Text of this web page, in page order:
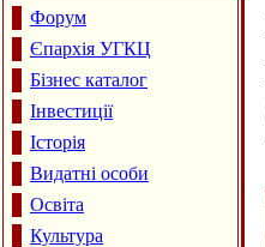
Форум
Єпархія УГКЦ
Бізнес каталог
Інвестиції
Історія
Видатні особи
Освіта
Культура